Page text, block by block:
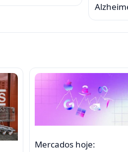
Mercados hoje: